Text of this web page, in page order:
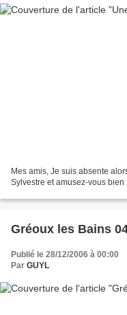
Mes amis, Je suis absente
Sylvestre et amusez-vous bien
Gréoux les Bains
Publié le 28/12/2006 à 00:00
Par GUYL